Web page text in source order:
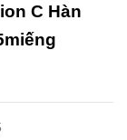
C Hàn